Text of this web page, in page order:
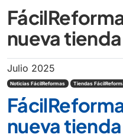
nueva
Julio 2025
Noticias FácilReformas Tiendas
nueva